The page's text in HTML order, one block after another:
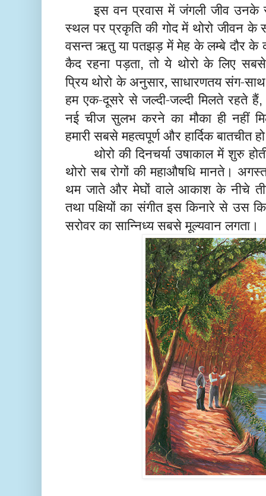
इस वन प्रवास में जंगली जीव उनके
स्थल पर प्रकृति की गोद में थोरो जीवन के
वसन्त ऋतु या पतझड़ में मेह के लम्बे दौर के
कैद रहना पड़ता,तो ये थोरो के लिए
प्रिय थोरो के अनुसार, साधारणतय संग-
हम एक-दूसरे से जल्दी-जल्दी मिलते रहते हैं
नई चीज सुलभ करने का मौका ही नहीं
हमारी सबसे महत्वपूर्ण और हार्दिक बातचीत
थोरो की दिनचर्या उषाकाल में शुरु
थोरो सब रोगों की महाऔषधि मानते।
थम जाते और मेघों वाले आकाश के नीचे
तथा पक्षियों का संगीत इस किनारे से उस
सरोवर का सान्निध्य सबसे मूल्यवान लगता।